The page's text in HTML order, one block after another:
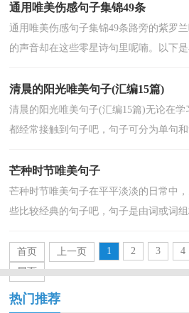
通用唯美伤感句子集锦49条
通用唯美伤感句子集锦49条路旁的紫罗
的声音却在这些零星诗句里呢喃。以下
清晨的阳光唯美句子(汇编15篇)
清晨的阳光唯美句子(汇编15篇)无论在
都经常接触到句子吧，句子可分为单句
芒种时节唯美句子
芒种时节唯美句子在平平淡淡的日常中
些比较经典的句子吧，句子是由词或词
首页
上一页 1 2 3 4
尾页
热门推荐